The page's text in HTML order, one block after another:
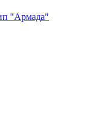
"Армада"